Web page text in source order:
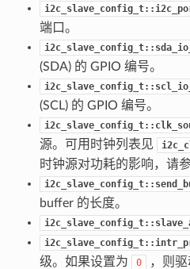
端口。
(SDA) 的 GPIO 编号。
(SCL) 的 GPIO 编号。
源。可用时钟列表见
时钟源对功耗的影响，请
buffer 的长度。
级。如果设置为
0
，则